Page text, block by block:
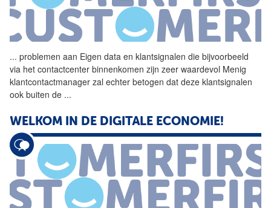
... problemen aan Eigen data en klantsignalen die bijvoorbeeld
via het contactcenter binnenkomen zijn zeer waardevol Menig
klantcontactmanager zal echter betogen dat deze klantsignalen
ook buiten de ...
WELKOM IN DE DIGITALE ECONOMIE!